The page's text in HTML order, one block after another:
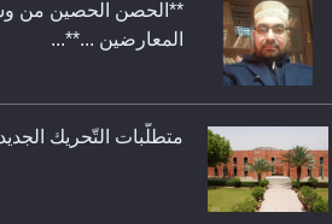
ندوة حول نظام
الجماعة الأحمدية في
**الحصن الحصين من
المعارضين ...**...
متطلَّبات التّحريك